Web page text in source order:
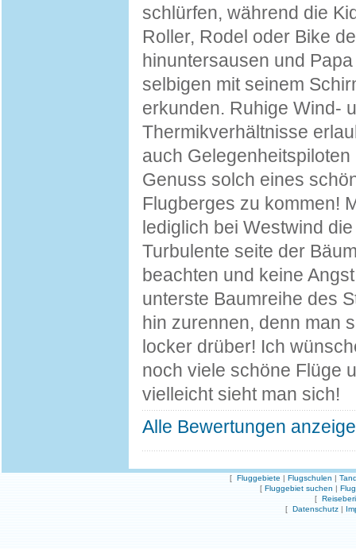
schlürfen, während die
Roller, Rodel oder Bike
hinuntersausen und
selbigen mit seinem
erkunden. Ruhige Wind-
Thermikverhältnisse
auch Gelegenheitspiloten
Genuss solch eines
Flugberges zu kommen!
lediglich bei Westwind die
Turbulente seite der
beachten und keine
unterste Baumreihe des
hin zurennen, denn man
locker drüber! Ich
noch viele schöne Flüge
vielleicht sieht man sich!
Alle Bewertungen
[ Fluggebiete | Flugschulen |
[ Fluggebiet suchen |
[
[ Datenschutz |